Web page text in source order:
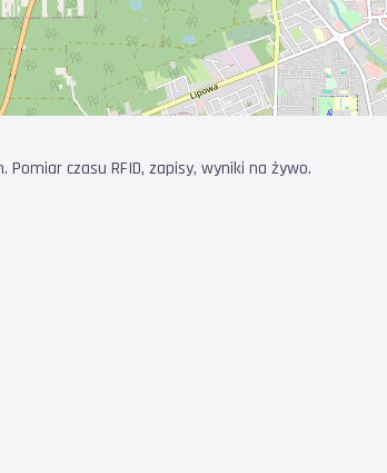
czasu RFID, zapisy, wyniki na żywo.